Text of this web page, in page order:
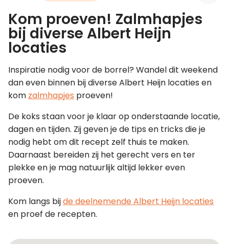
Leer koken als een chef
Kom proeven! Zalmhapjes
bij diverse Albert Heijn
locaties
Inspiratie nodig voor de borrel? Wandel dit weekend
dan even binnen bij diverse Albert Heijn locaties en
kom zalmhapjes proeven!
De koks staan voor je klaar op onderstaande locatie,
dagen en tijden. Zij geven je de tips en tricks die je
nodig hebt om dit recept zelf thuis te maken.
Daarnaast bereiden zij het gerecht vers en ter
plekke en je mag natuurlijk altijd lekker even
proeven.
Kom langs bijde deelnemende Albert Heijn locaties
en proef de recepten.